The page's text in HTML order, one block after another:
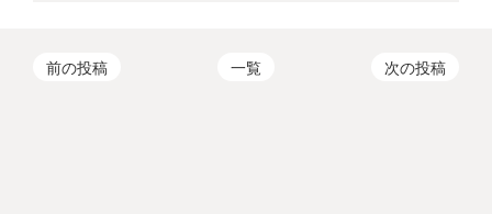
前の投稿 一覧 次の投稿